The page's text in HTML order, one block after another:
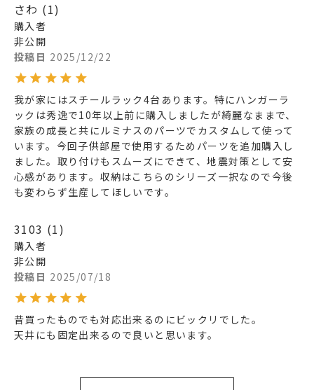
さわ 1
購入者
非公開
投稿日 2025/12/22
我が家にはスチールラック4台あります。特にハンガーラ
ックは秀逸で10年以上前に購入しましたが綺麗なままで、
家族の成長と共にルミナスのパーツでカスタムして使って
います。今回子供部屋で使用するためパーツを追加購入し
ました。取り付けもスムーズにできて、地震対策として安
心感があります。収納はこちらのシリーズ一択なので今後
も変わらず生産してほしいです。
3103 1
購入者
非公開
投稿日 2025/07/18
昔買ったものでも対応出来るのにビックリでした。
天井にも固定出来るので良いと思います。